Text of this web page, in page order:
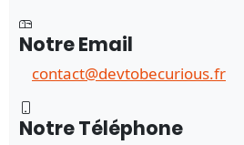
Notre Email
contact@devtobecurious.fr
Notre Téléphone